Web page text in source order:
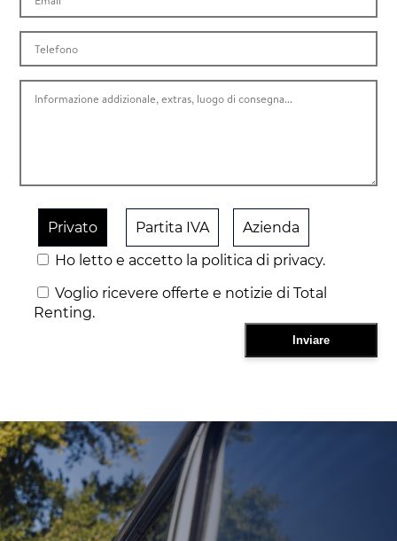
Privato Partita IVA
Azienda
Ho letto e accetto la politica di privacy.
Voglio ricevere offerte e notizie di Total
Renting.